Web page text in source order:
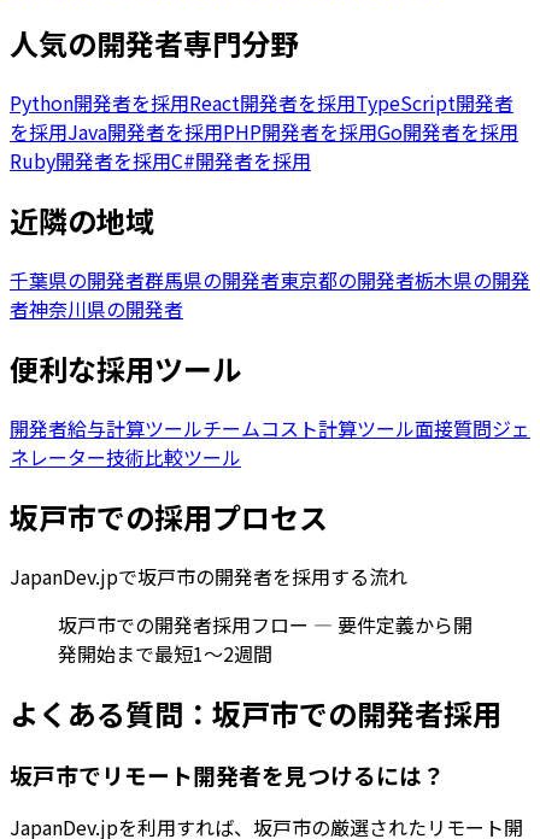
人気の開発者専門分野
Python開発者を採用React開発者を採用TypeScript開発者
を採用Java開発者を採用PHP開発者を採用Go開発者を採用
Ruby開発者を採用C#開発者を採用
近隣の地域
千葉県の開発者群馬県の開発者東京都の開発者栃木県の開発
者神奈川県の開発者
便利な採用ツール
開発者給与計算ツールチームコスト計算ツール面接質問ジェ
ネレーター技術比較ツール
坂戸市での採用プロセス
JapanDev.jpで坂戸市の開発者を採用する流れ
坂戸市での開発者採用フロー — 要件定義から開
発開始まで最短1〜2週間
よくある質問： 坂戸市での開発者採用
坂戸市でリモート開発者を見つけるには？
JapanDev.jpを利用すれば、坂戸市の厳選されたリモート開